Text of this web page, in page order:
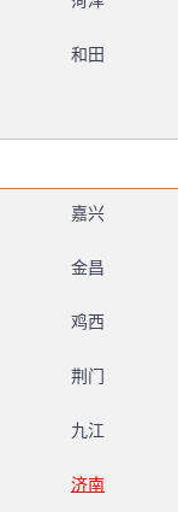
和田
嘉兴
金昌
鸡西
荆门
九江
济南